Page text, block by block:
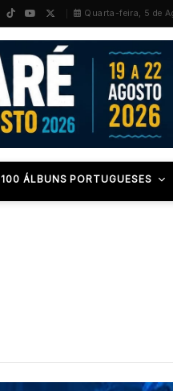
Quarta-feira, 5 de
100 ÁLBUNS PORTUGUESES